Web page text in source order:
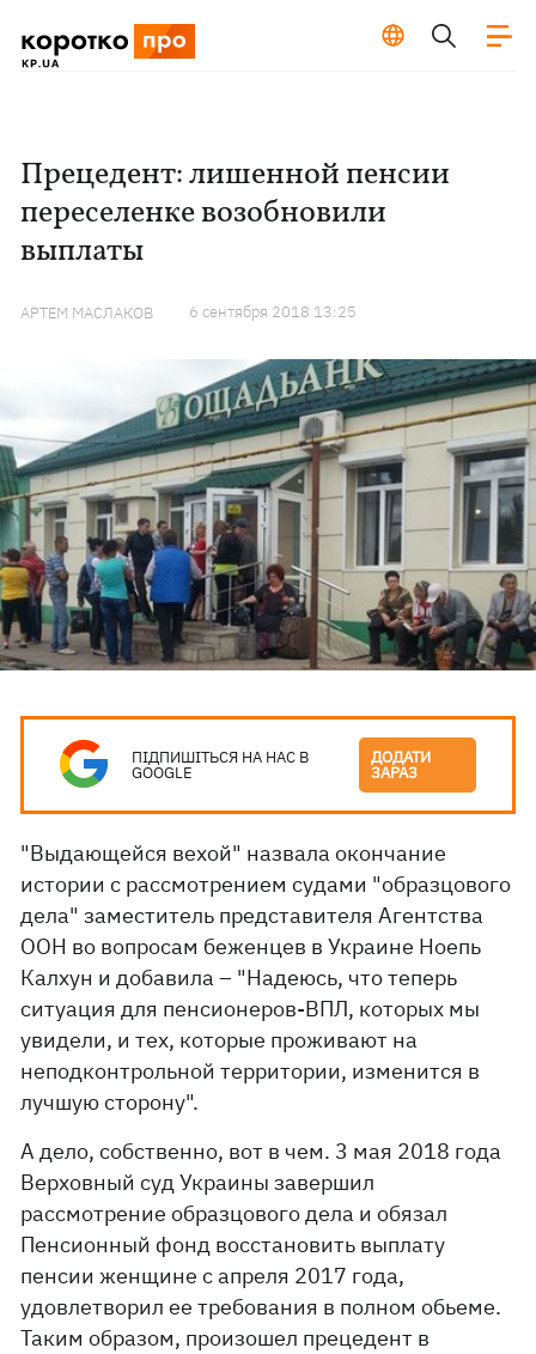
Прецедент: лишенной пенсии
переселенке возобновили
выплаты
АРТЕМ МАСЛАКОВ 6 сентября 2018 13:25
ПІДПИШІТЬСЯ НА НАС В
GOOGLE
ДОДАТИ
ЗАРАЗ
"Выдающейся вехой" назвала окончание
истории с рассмотрением судами "образцового
дела" заместитель представителя Агентства
ООН во вопросам беженцев в Украине Ноепь
Калхун и добавила – "Надеюсь, что теперь
ситуация для пенсионеров-ВПЛ, которых мы
увидели, и тех, которые проживают на
неподконтрольной территории, изменится в
лучшую сторону".
А дело, собственно, вот в чем. 3 мая 2018 года
Верховный суд Украины завершил
рассмотрение образцового дела и обязал
Пенсионный фонд восстановить выплату
пенсии женщине с апреля 2017 года,
удовлетворил ее требования в полном обьеме.
Таким образом, произошел прецедент в